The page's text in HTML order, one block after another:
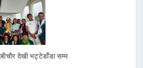
देखी भट्टेडाँडा सम्म